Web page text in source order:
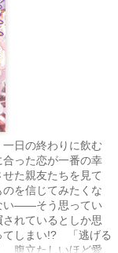
日の終わりに飲む
った恋が一番の幸
た親友たちを見て
を信じてみたくな
い――そう思ってい
れているとしか思
てしまい!? 「逃げる
腹立たしいほど愛